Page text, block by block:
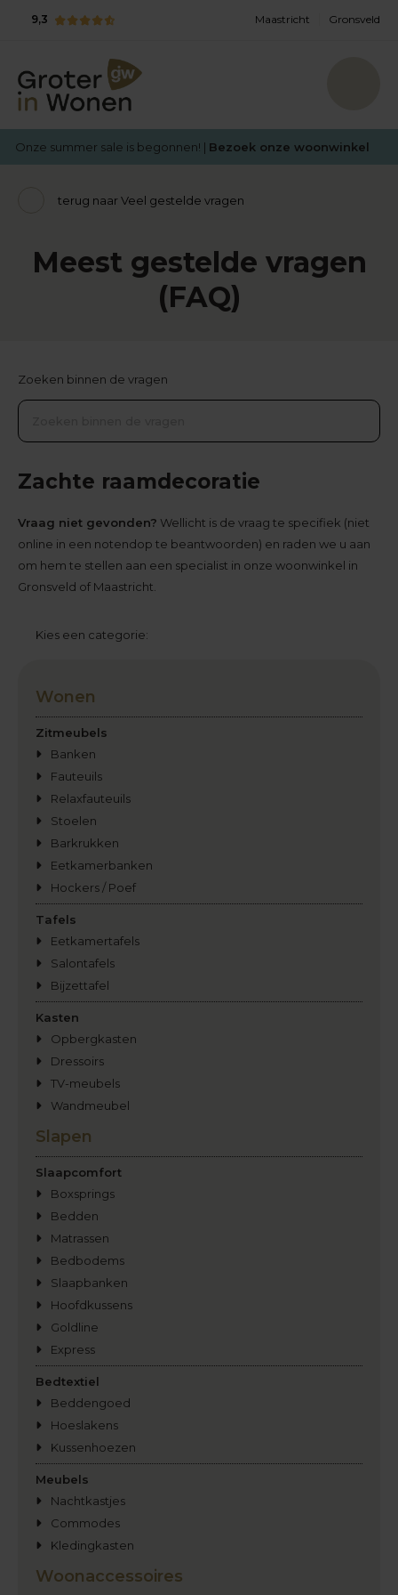
9,3 Maastricht Gronsveld
Onze summer sale is begonnen! | Bezoek onze woonwinkel
terug naar Veel gestelde vragen
Meest gestelde vragen
(FAQ)
Kies een categorie:
Wonen
Zitmeubels
Banken
Fauteuils
Relaxfauteuils
Stoelen
Barkrukken
Eetkamerbanken
Hockers / Poef
Tafels
Eetkamertafels
Salontafels
Bijzettafel
Kasten
Opbergkasten
Dressoirs
TV-meubels
Wandmeubel
Slapen
Slaapcomfort
Boxsprings
Bedden
Matrassen
Bedbodems
Slaapbanken
Hoofdkussens
Goldline
Express
Bedtextiel
Beddengoed
Hoeslakens
Kussenhoezen
Meubels
Nachtkastjes
Commodes
Kledingkasten
Woonaccessoires
Zoeken binnen de vragen
Zachte raamdecoratie
Vraag niet gevonden? Wellicht is de vraag te specifiek (niet
online in een notendop te beantwoorden) en raden we u aan
om hem te stellen aan een specialist in onze woonwinkel in
Gronsveld of Maastricht.